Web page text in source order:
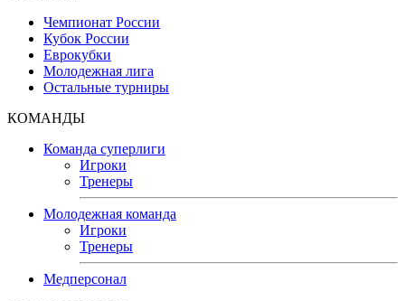
Чемпионат России
Кубок России
Еврокубки
Молодежная лига
Остальные турниры
КОМАНДЫ
Команда суперлиги
Игроки
Тренеры
Молодежная команда
Игроки
Тренеры
Медперсонал